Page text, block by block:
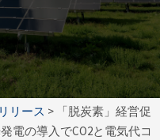
リリース >
「脱炭素」経営促
電の導入でCO2と電気代コ